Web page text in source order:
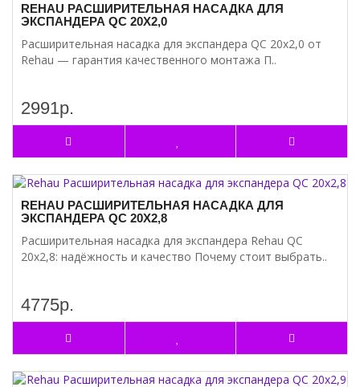
REHAU РАСШИРИТЕЛЬНАЯ НАСАДКА ДЛЯ
ЭКСПАНДЕРА QC 20Х2,0
Расширительная насадка для экспандера QC 20х2,0 от
Rehau — гарантия качественного монтажа П..
2991р.
REHAU РАСШИРИТЕЛЬНАЯ НАСАДКА ДЛЯ
ЭКСПАНДЕРА QC 20Х2,8
Расширительная насадка для экспандера Rehau QC
20х2,8: надёжность и качество Почему стоит выбрать..
4775р.